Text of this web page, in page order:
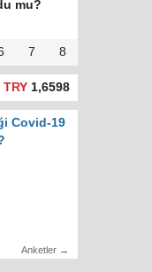
mu?
7 8
TRY1,6598
Covid-19
Anketler →